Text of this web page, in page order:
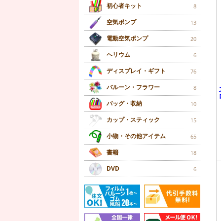
初心者キット 8
空気ポンプ 13
電動空気ポンプ 20
ヘリウム 6
ディスプレイ・ギフト 76
バルーン・フラワー 8
バッグ・収納 10
カップ・スティック 15
小物・その他アイテム 65
書籍 18
DVD 6